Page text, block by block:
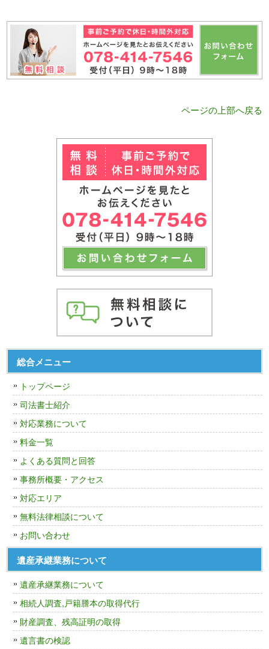
ページの上部へ戻る
総合メニュー
トップページ
司法書士紹介
対応業務について
料金一覧
よくある質問と回答
事務所概要・アクセス
対応エリア
無料法律相談について
お問い合わせ
遺産承継業務について
遺産承継業務について
相続人調査,戸籍謄本の取得代行
財産調査、残高証明の取得
遺言書の検認